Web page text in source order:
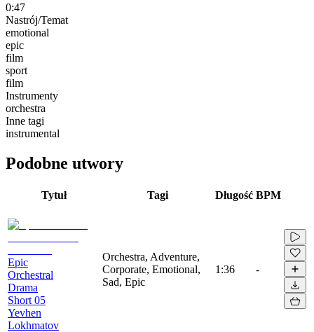
0:47
Nastrój/Temat
emotional
epic
film
sport
film
Instrumenty
orchestra
Inne tagi
instrumental
Podobne utwory
Tytuł Tagi Długość BPM
Epic
Orchestral
Drama
Short 05
Yevhen
Lokhmatov
Orchestra, Adventure,
Corporate, Emotional,
Sad, Epic
1:36 -